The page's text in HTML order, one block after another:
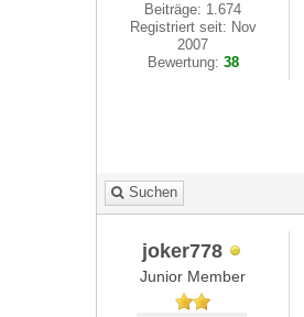
Beiträge: 1.674
Registriert seit: Nov
2007
Bewertung: 38
Suchen
joker778
Junior Member